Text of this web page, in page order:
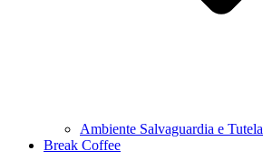
Ambiente Salvaguardia e Tutela
Break Coffee